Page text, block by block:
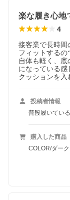
楽な履き心地
4
接客業で長時間
フィットする
自体も軽く、
になっている
クッションを入
投稿者情報
普段履いてい
購入した商品
COLOR/ダー